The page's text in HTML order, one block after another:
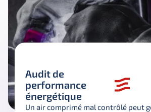
Audit de
performance
énergétique
Un air comprimé mal contrôlé peut